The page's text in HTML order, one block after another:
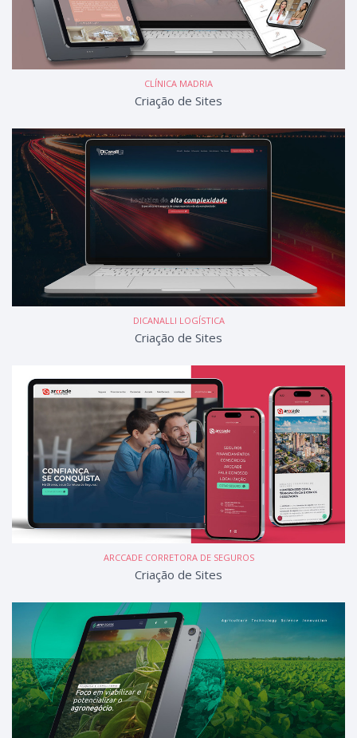
CLÍNICA MADRIA
Criação de Sites
DICANALLI LOGÍSTICA
Criação de Sites
ARCCADE CORRETORA DE SEGUROS
Criação de Sites